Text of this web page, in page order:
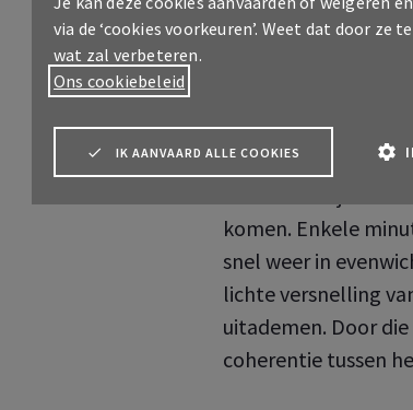
Sluit de ogen
Sluit je ogen, adem
mond. Gebruik
zes keer.
“Een minuutje
komen. Enkele
snel weer in
lichte versnelling
uitademen. Door
coherentie tussen
via de ‘cookies voorkeuren’. Weet dat door ze
wat zal verbeteren.
Ons cookiebeleid
IK AANVAARD ALLE COOKIES